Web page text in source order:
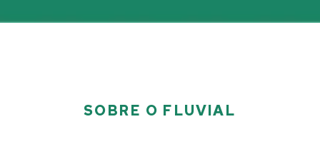
SOBRE O FLUVIAL